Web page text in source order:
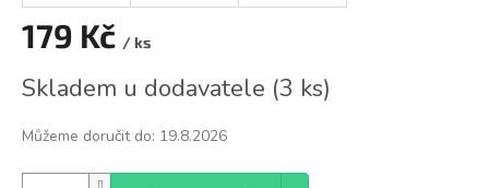
179 Kč / ks
cena:
Skladem u dodavatele (3 ks)
Můžeme doručit do: 19.8.2026